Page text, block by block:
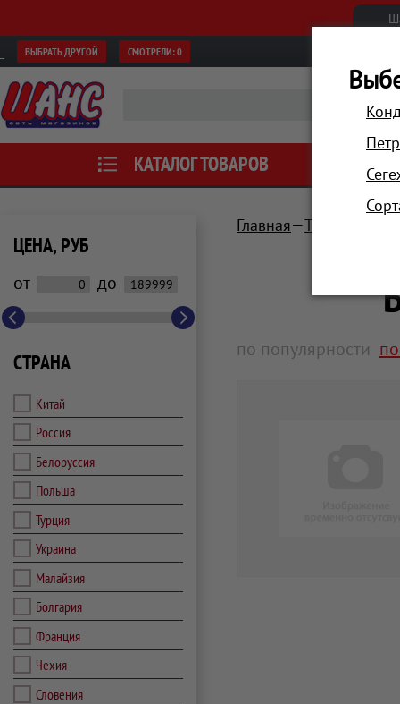
ВЫБРАТЬ ДРУГОЙ СМОТРЕЛИ:0
КАТАЛОГ ТОВАРОВ АКЦИИ
ЦЕНА, РУБ
от до
СТРАНА
Китай
Россия
Белоруссия
Польша
Турция
Украина
Малайзия
Болгария
Франция
Чехия
Словения
Главная Техника для
по популярности